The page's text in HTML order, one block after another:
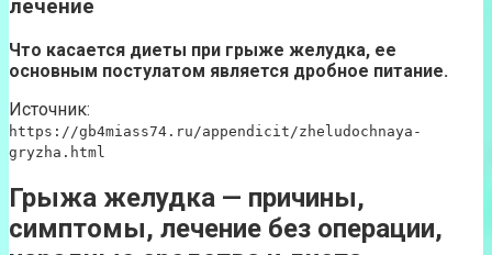
лечение
Что касается диеты при грыже желудка, ее
основным постулатом является дробное питание.
Источник:
https://gb4miass74.ru/appendicit/zheludochnaya-
gryzha.html
Грыжа желудка — причины,
симптомы, лечение без операции,